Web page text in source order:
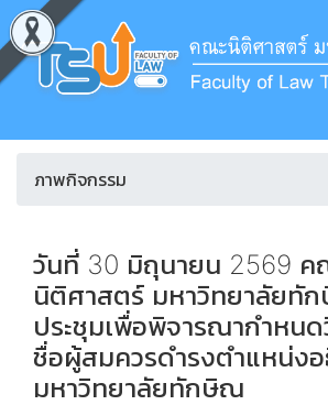
ภาพกิจกรรม
วันที่ 30 มิถุนายน 2569 ค
นิติศาสตร์ มหาวิทยาลัยทั
ประชุมเพื่อพิจารณากำหนด
ชื่อผู้สมควรดำรงตำแหน่ง
มหาวิทยาลัยทักษิณ